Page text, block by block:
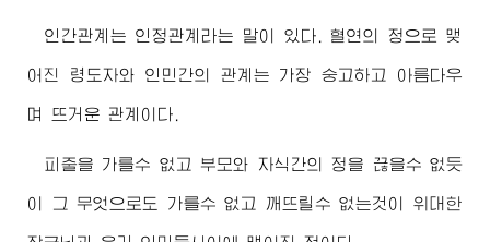
인간관계는 인정관계라는 말이 있다. 혈연의 정으로 맺
어진 령도자와 인민간의 관계는 가장 숭고하고 아름다우
며 뜨거운 관계이다.
피줄을 가를수 없고 부모와 자식간의 정을 끊을수 없듯
이 그 무엇으로도 가를수 없고 깨뜨릴수 없는것이 위대한